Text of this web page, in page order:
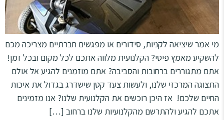
מי אמר שיציאה לקניות, סידורים או מפגשים חברתיים מצריכה מכם
להשקיע מאמץ פיסי? הקלנועית מלווה אתכם לכל מקום ובכל זמן!
אתם מתגוררים ברחובות והסביבה? אתם מוזמנים להגיע אל אולם
התצוגה המרכזי שלנו, ולעשות צעד קטן שישדרג בגדול את איכות
החיים שלכם! אז היכן רוכשים את הקלנועית שלנו? אנו מזמינים
אתכם להגיע ולהתרשם מהקלנועיות שלנו ברחוב […]